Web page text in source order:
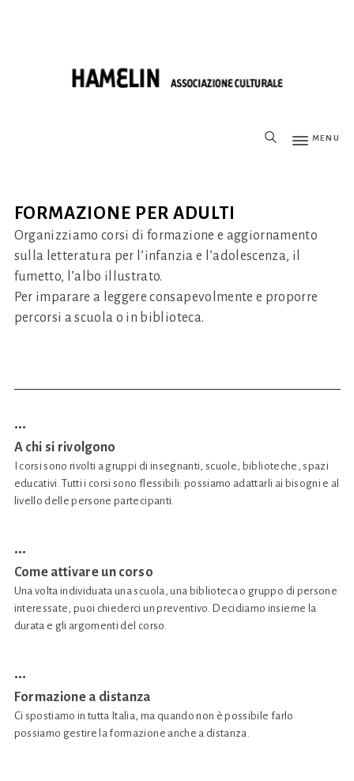
MENU
FORMAZIONE PER ADULTI
Organizziamo corsi di formazione e aggiornamento
sulla letteratura per l’infanzia e l’adolescenza, il
fumetto, l’albo illustrato.
Per imparare a leggere consapevolmente e proporre
percorsi a scuola o in biblioteca.
•••
A chi si rivolgono
I corsi sono rivolti a gruppi di insegnanti, scuole, biblioteche, spazi
educativi. Tutti i corsi sono flessibili: possiamo adattarli ai bisogni e al
livello delle persone partecipanti.
•••
Come attivare un corso
Una volta individuata una scuola, una biblioteca o gruppo di persone
interessate, puoi chiederci un preventivo. Decidiamo insieme la
durata e gli argomenti del corso.
•••
Formazione a distanza
Ci spostiamo in tutta Italia, ma quando non è possibile farlo
possiamo gestire la formazione anche a distanza.